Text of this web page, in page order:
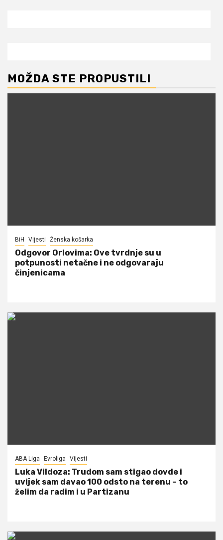
MOŽDA STE PROPUSTILI
BiH Vijesti Ženska košarka
Odgovor Orlovima: ​Ove tvrdnje su u
potpunosti netačne i ne odgovaraju
činjenicama
ABA Liga Evroliga Vijesti
Luka Vildoza: Trudom sam stigao dovde i
uvijek sam davao 100 odsto na terenu – to
želim da radim i u Partizanu